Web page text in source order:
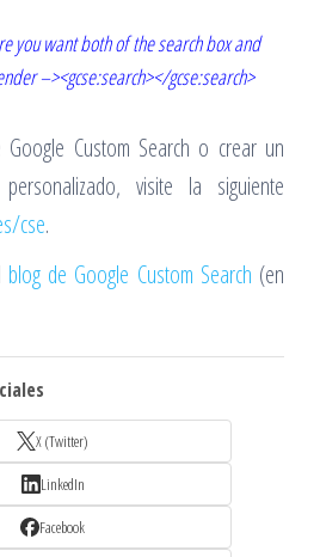
you want both of the search box and
–><gcse:search></gcse:search>
Custom Search o crear un
visite la siguiente
cse.
blog de Google Custom Search (en
X (Twitter)
LinkedIn
Facebook